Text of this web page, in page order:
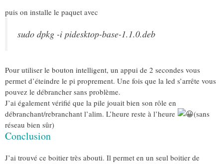
puis on installe le paquet avec
sudo dpkg -i pidesktop-base-1.1.0.deb
Pour utiliser le bouton intelligent, un appui de 2 secondes vous
permet d’éteindre le pi proprement. Une fois que la led s’arrête vous
pouvez le débrancher sans problème.
J’ai également vérifié que la pile jouait bien son rôle en
débranchant/rebranchant l’alim. L’heure reste à l’heure
(sans
réseau bien sûr)
Conclusion
J’ai trouvé ce boitier très abouti. Il permet en un seul boitier de